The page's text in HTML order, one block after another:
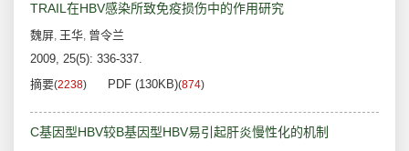
TRAIL在HBV感染所致免疫损伤中的作用研究
魏屏, 王华, 曾令兰
2009, 25(5): 336-337.
摘要(2238) PDF (130KB)(874)
C基因型HBV较B基因型HBV易引起肝炎慢性化的机制